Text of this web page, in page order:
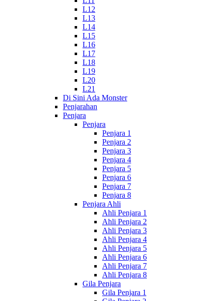
L12
L13
L14
L15
L16
L17
L18
L19
L20
L21
Di Sini Ada Monster
Penjarahan
Penjara
Penjara
Penjara 1
Penjara 2
Penjara 3
Penjara 4
Penjara 5
Penjara 6
Penjara 7
Penjara 8
Penjara Ahli
Ahli Penjara 1
Ahli Penjara 2
Ahli Penjara 3
Ahli Penjara 4
Ahli Penjara 5
Ahli Penjara 6
Ahli Penjara 7
Ahli Penjara 8
Gila Penjara
Gila Penjara 1